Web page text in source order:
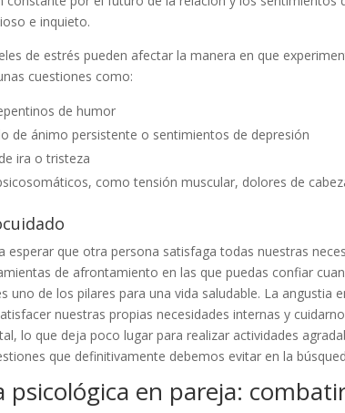
e inquieto.
de estrés pueden afectar la manera en que
cuestiones como:
de humor
de ánimo persistente o sentimientos de depresión
ira o tristeza
como tensión muscular, dolores de
esperar que otra persona satisfaga todas nuestras
de afrontamiento en las que puedas confiar
uno de los pilares para una vida saludable. La angustia
nuestras propias necesidades internas y
lo que deja poco lugar para realizar actividades
que definitivamente debemos evitar en la
psicológica en pareja: